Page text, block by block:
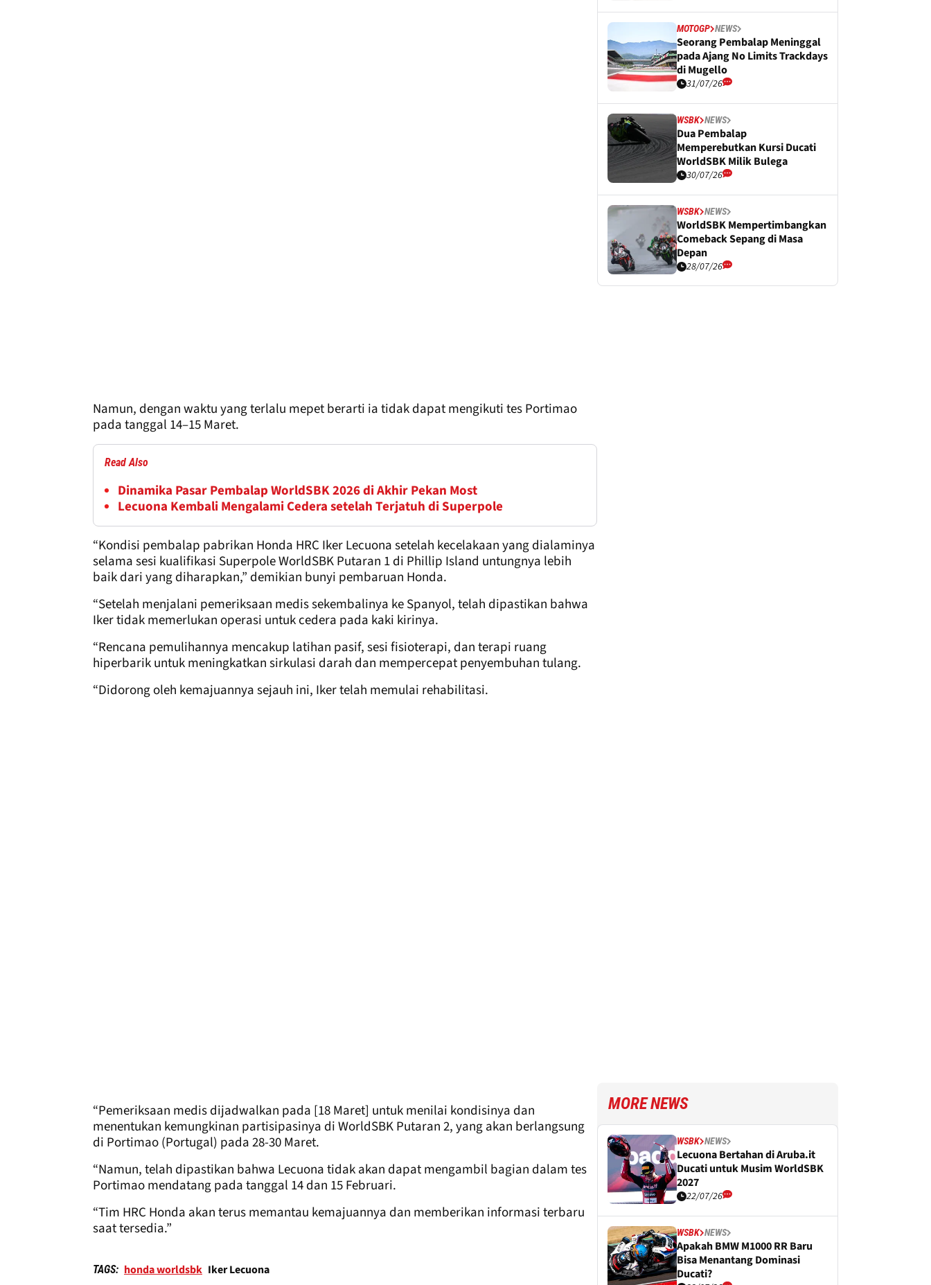
Namun, dengan waktu yang terlalu mepet berarti ia tidak dapat mengikuti tes Portimao
pada tanggal 14–15 Maret.
Read Also
Dinamika Pasar Pembalap WorldSBK 2026 di Akhir Pekan Most
Lecuona Kembali Mengalami Cedera setelah Terjatuh di Superpole
“Kondisi pembalap pabrikan Honda HRC Iker Lecuona setelah kecelakaan yang dialaminya
selama sesi kualifikasi Superpole WorldSBK Putaran 1 di Phillip Island untungnya lebih
baik dari yang diharapkan,” demikian bunyi pembaruan Honda.
“Setelah menjalani pemeriksaan medis sekembalinya ke Spanyol, telah dipastikan bahwa
Iker tidak memerlukan operasi untuk cedera pada kaki kirinya.
“Rencana pemulihannya mencakup latihan pasif, sesi fisioterapi, dan terapi ruang
hiperbarik untuk meningkatkan sirkulasi darah dan mempercepat penyembuhan tulang.
“Didorong oleh kemajuannya sejauh ini, Iker telah memulai rehabilitasi.
“Pemeriksaan medis dijadwalkan pada [18 Maret] untuk menilai kondisinya dan
menentukan kemungkinan partisipasinya di WorldSBK Putaran 2, yang akan berlangsung
di Portimao (Portugal) pada 28-30 Maret.
“Namun, telah dipastikan bahwa Lecuona tidak akan dapat mengambil bagian dalam tes
Portimao mendatang pada tanggal 14 dan 15 Februari.
“Tim HRC Honda akan terus memantau kemajuannya dan memberikan informasi terbaru
saat tersedia.”
TAGS: honda worldsbk Iker Lecuona
MOTOGP NEWS
Seorang Pembalap Meninggal
pada Ajang No Limits Trackdays
di Mugello
31/07/26
WSBK NEWS
Dua Pembalap
Memperebutkan Kursi Ducati
WorldSBK Milik Bulega
30/07/26
WSBK NEWS
WorldSBK Mempertimbangkan
Comeback Sepang di Masa
Depan
28/07/26
MORE NEWS
WSBK NEWS
Lecuona Bertahan di Aruba.it
Ducati untuk Musim WorldSBK
2027
22/07/26
WSBK NEWS
Apakah BMW M1000 RR Baru
Bisa Menantang Dominasi
Ducati?